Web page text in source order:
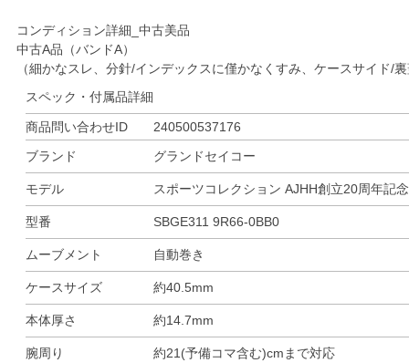
コンディション詳細_中古美品
中古A品（バンドA）
（細かなスレ、分針/インデックスに僅かなくすみ、ケースサイド
スペック・付属品詳細
商品問い合わせID
240500537176
ブランド
グランドセイコー
モデル スポーツコレクション AJHH創立20周年記
型番 SBGE311 9R66-0BB0
ムーブメント 自動巻き
ケースサイズ 約40.5mm
本体厚さ 約14.7mm
腕周り 約21(予備コマ含む)cmまで対応